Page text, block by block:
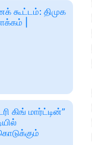
கூட்டம்: திமுக
|
கிங் மார்ட்டின்”